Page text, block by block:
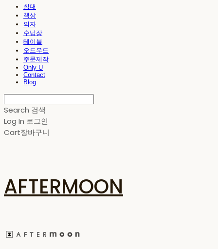
침대
책상
의자
수납장
테이블
오드우드
주문제작
Only U
Contact
Blog
Search 검색
Log In 로그인
Cart장바구니
AFTERMOON